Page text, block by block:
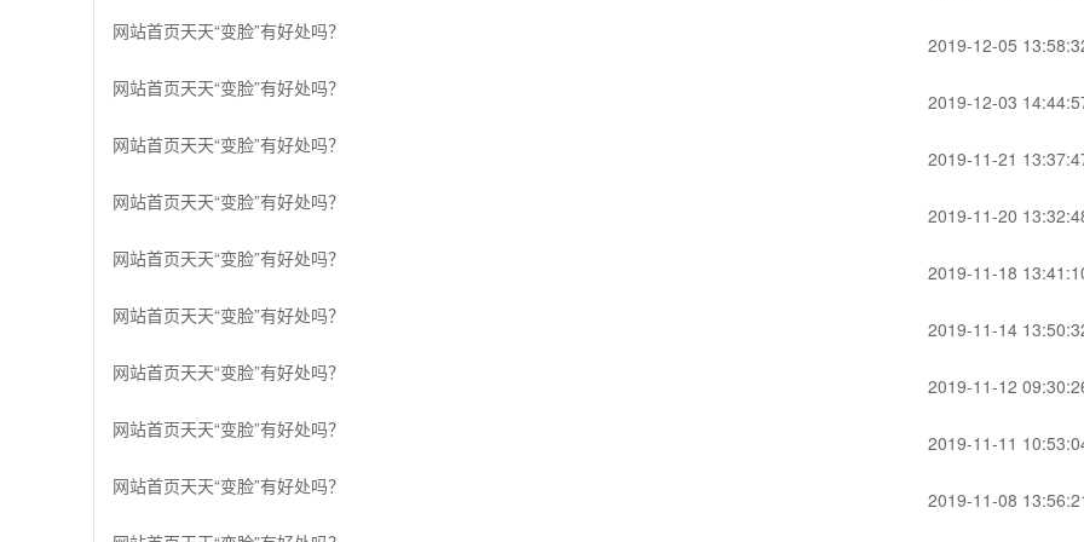
网站首页天天“变脸”有好处吗？
2019-12-05
网站首页天天“变脸”有好处吗？
2019-12-03
网站首页天天“变脸”有好处吗？
2019-11-21
网站首页天天“变脸”有好处吗？
2019-11-20
网站首页天天“变脸”有好处吗？
2019-11-18
网站首页天天“变脸”有好处吗？
2019-11-14
网站首页天天“变脸”有好处吗？
2019-11-12
网站首页天天“变脸”有好处吗？
2019-11-11
网站首页天天“变脸”有好处吗？
2019-11-08